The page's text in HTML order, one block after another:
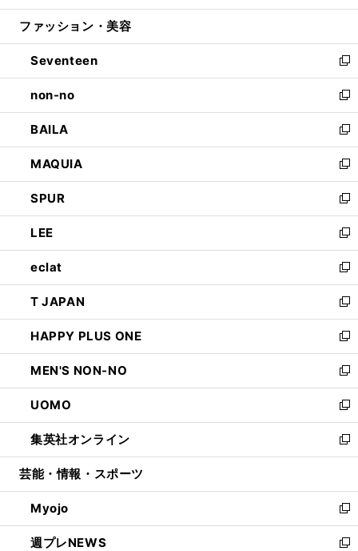
開
ウ
開
く
ン
ウ
で
開
く
ウ
ン
ド
ウ
で
開
く
ファッション・美容
Seventeen
新
し
い
ウ
ィ
ン
ド
ウ
で
開
く
non-no
新
し
い
ウ
ィ
ン
ド
ウ
で
開
く
BAILA
新
し
い
ウ
ィ
ン
ド
ウ
で
開
く
MAQUIA
新
し
い
ウ
ィ
ン
ド
ウ
で
開
く
SPUR
新
し
い
ウ
ィ
ン
ド
ウ
で
開
く
LEE
新
し
い
ウ
ィ
ン
ド
ウ
で
開
く
eclat
新
し
い
ウ
ィ
ン
ド
ウ
で
開
く
T JAPAN
新
し
い
ウ
ィ
ン
ド
ウ
で
開
HAPPY PLUS ONE
新
し
い
ウ
ィ
ン
ド
ウ
開
く
MEN'S NON-NO
新
し
い
ウ
ィ
ン
ウ
で
開
く
UOMO
新
し
い
ウ
ン
ド
ウ
で
集英社オンライン
新
し
ウ
ィ
ン
ド
芸能・情報・スポーツ
Myojo
新
し
い
週プレNEWS
新